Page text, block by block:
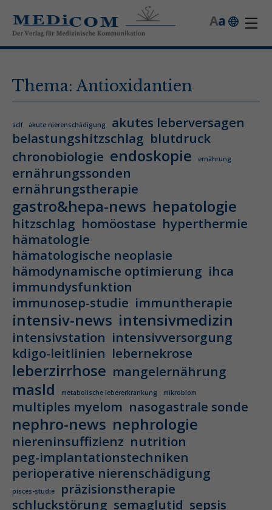
a
A
Thema: Antioxidantien
aclf akute nierenschädigung
akutes leberversagen
belastungshitzschlag blutdruck
chronobiologie endoskopie ernährung
ernährungssonden
ernährungstherapie
gastro&hepa-news hepatologie
hitzschlag homöostase hyperthermie
hämatologie
hämatologische neoplasie
hämodynamische optimierung ihca
immundysfunktion
immunosep-studie immuntherapie
intensiv-news intensivmedizin
intensivstation intensivversorgung
kdigo-leitlinien lebernekrose
leberzirrhose mangelernährung
masld metabolische lebererkrankung mikrobiom
multiples myelom nasogastrale sonde
nephro-news nephrologie
niereninsuffizienz nutrition
peg-implantationstechniken
perioperative nierenschädigung
pisces-studie
präzisionstherapie
schluckstörung semaglutid sepsis